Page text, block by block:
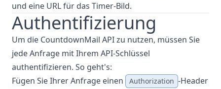
und eine URL für das Timer-Bild.
Authentifizierung
Um die CountdownMail API zu nutzen, müssen Sie
jede Anfrage mit Ihrem API-Schlüssel
authentifizieren. So geht's:
Fügen Sie Ihrer Anfrage einen
Authorization -Header